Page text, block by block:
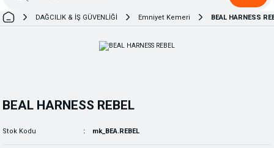
DAĞCILIK & İŞ GÜVENLİĞİ Emniyet Kemeri BEAL HARNESS
BEAL HARNESS REBEL
Stok Kodu mk_BEA.REBEL